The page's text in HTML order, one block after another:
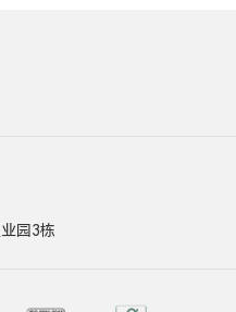
园3栋